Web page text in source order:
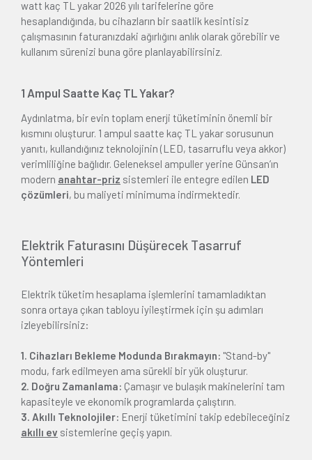
watt kaç TL yakar 2026 yılı tarifelerine göre
hesaplandığında, bu cihazların bir saatlik kesintisiz
çalışmasının faturanızdaki ağırlığını anlık olarak görebilir ve
kullanım sürenizi buna göre planlayabilirsiniz.
1 Ampul Saatte Kaç TL Yakar?
Aydınlatma, bir evin toplam enerji tüketiminin önemli bir
kısmını oluşturur. 1 ampul saatte kaç TL yakar sorusunun
yanıtı, kullandığınız teknolojinin (LED, tasarruflu veya akkor)
verimliliğine bağlıdır. Geleneksel ampuller yerine Günsan’ın
modern anahtar-priz sistemleri ile entegre edilen LED
çözümleri, bu maliyeti minimuma indirmektedir.
Elektrik Faturasını Düşürecek Tasarruf
Yöntemleri
Elektrik tüketim hesaplama işlemlerini tamamladıktan
sonra ortaya çıkan tabloyu iyileştirmek için şu adımları
izleyebilirsiniz:
1. Cihazları Bekleme Modunda Bırakmayın: "Stand-by"
modu, fark edilmeyen ama sürekli bir yük oluşturur.
2. Doğru Zamanlama: Çamaşır ve bulaşık makinelerini tam
kapasiteyle ve ekonomik programlarda çalıştırın.
3. Akıllı Teknolojiler: Enerji tüketimini takip edebileceğiniz
akıllı ev sistemlerine geçiş yapın.